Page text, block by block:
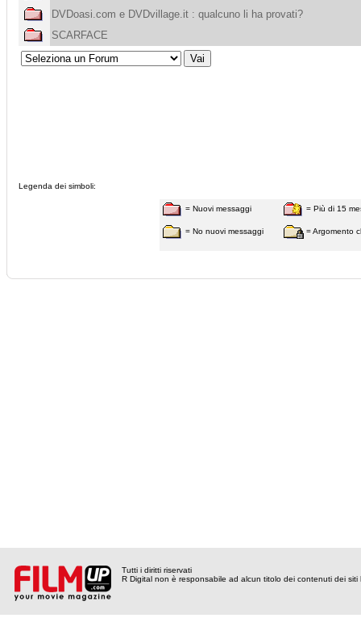
DVDoasi.com e DVDvillage.it : qualcuno li ha provati?
SCARFACE
Legenda dei simboli:
= Nuovi messaggi
= No nuovi messaggi
= Più di 15
= Argomento
Tutti i diritti riservati
R Digital non è responsabile ad alcun titolo dei contenuti dei siti